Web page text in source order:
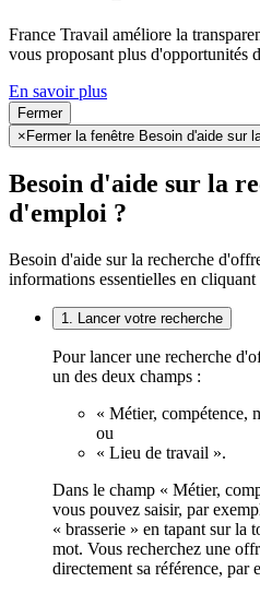
France Travail améliore la
vous proposant plus d'opportunités
En savoir plus
Fermer
× Fermer la fenêtre Besoin d'aide sur
Besoin d'aide sur la
d'emploi ?
Besoin d'aide sur la recherche
informations essentielles en
1. Lancer votre recherche
Pour lancer une recherche
un des deux champs :
« Métier, compétence,
ou
« Lieu de travail ».
Dans le champ « Métier,
vous pouvez saisir, par
« brasserie » en tapant sur la
mot. Vous recherchez une
directement sa référence, par